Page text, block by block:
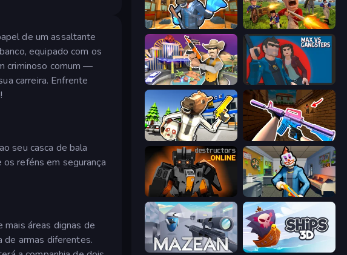
de um assaltante
equipado com os
criminoso comum —
carreira. Enfrente
seu casca de bala
reféns em segurança
áreas dignas de
de armas diferentes.
Bank Robbery 2 Redcoats.io
Casino Robbery Max vs Gangsters
Bank Robbery: Escape KS Z
Destructors Online Save the Hostages
Mazean Ships 3D